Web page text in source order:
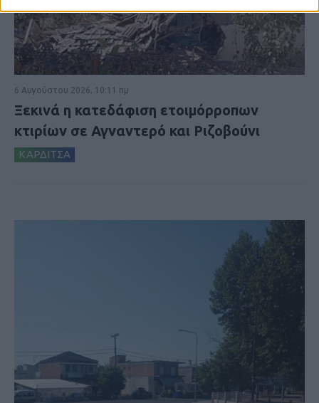
6 Αυγούστου 2026, 10:11 πμ
Ξεκινά η κατεδάφιση ετοιμόρροπων
κτιρίων σε Αγναντερό και Ριζοβούνι
ΚΑΡΔΙΤΣΑ